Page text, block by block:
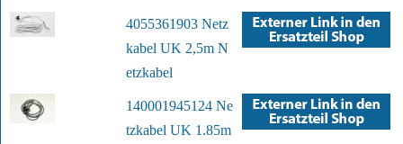
4055361903 Netz
kabel UK 2,5m N
etzkabel
140001945124 Ne
tzkabel UK 1.85m